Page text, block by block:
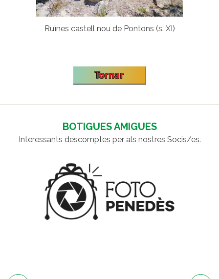
Ruïnes castell nou de Pontons (s. XI)
BOTIGUES AMIGUES
Interessants descomptes per als nostres Socis/es.